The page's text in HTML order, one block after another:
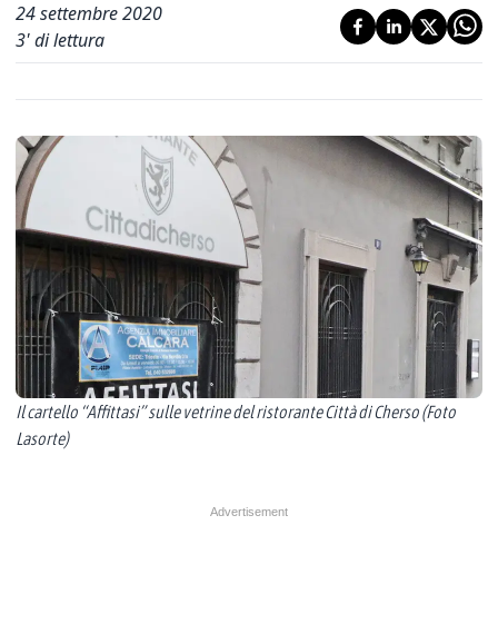
24 settembre 2020
3' di lettura
Il cartello “Affittasi” sulle vetrine del ristorante Città di Cherso (Foto
Lasorte)